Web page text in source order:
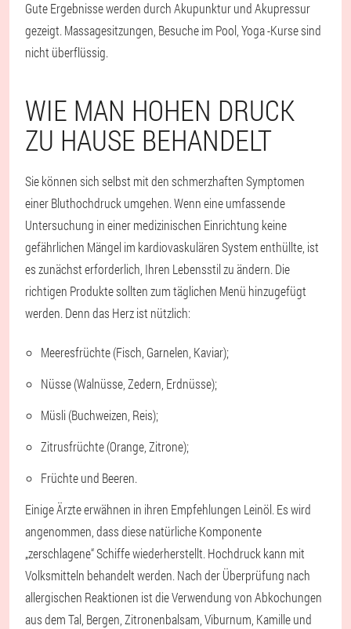
Gute Ergebnisse werden durch Akupunktur und Akupressur
gezeigt. Massagesitzungen, Besuche im Pool, Yoga -Kurse sind
nicht überflüssig.
WIE MAN HOHEN DRUCK
ZU HAUSE BEHANDELT
Sie können sich selbst mit den schmerzhaften Symptomen
einer Bluthochdruck umgehen. Wenn eine umfassende
Untersuchung in einer medizinischen Einrichtung keine
gefährlichen Mängel im kardiovaskulären System enthüllte, ist
es zunächst erforderlich, Ihren Lebensstil zu ändern. Die
richtigen Produkte sollten zum täglichen Menü hinzugefügt
werden. Denn das Herz ist nützlich:
Meeresfrüchte (Fisch, Garnelen, Kaviar);
Nüsse (Walnüsse, Zedern, Erdnüsse);
Müsli (Buchweizen, Reis);
Zitrusfrüchte (Orange, Zitrone);
Früchte und Beeren.
Einige Ärzte erwähnen in ihren Empfehlungen Leinöl. Es wird
angenommen, dass diese natürliche Komponente
„zerschlagene“ Schiffe wiederherstellt. Hochdruck kann mit
Volksmitteln behandelt werden. Nach der Überprüfung nach
allergischen Reaktionen ist die Verwendung von Abkochungen
aus dem Tal, Bergen, Zitronenbalsam, Viburnum, Kamille und